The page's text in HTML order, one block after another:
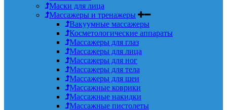
Маски для лица
Массажеры и тренажеры
Вакуумные массажеры
Косметологические аппараты
Массажеры для глаз
Массажеры для лица
Массажеры для ног
Массажеры для тела
Массажеры для шеи
Массажные коврики
Массажные накидки
Массажные пистолеты